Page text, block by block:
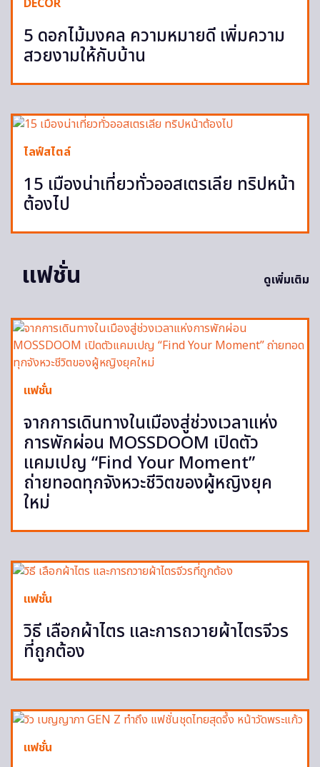
DECOR
5 ดอกไม้มงคล ความหมายดี เพิ่มความ
สวยงามให้กับบ้าน
ไลฟ์สไตล์
15 เมืองน่าเที่ยวทั่วออสเตรเลีย ทริปหน้า
ต้องไป
แฟชั่น ดูเพิ่มเติม
แฟชั่น
จากการเดินทางในเมืองสู่ช่วงเวลาแห่ง
การพักผ่อน MOSSDOOM เปิดตัว
แคมเปญ “Find Your Moment”
ถ่ายทอดทุกจังหวะชีวิตของผู้หญิงยุค
ใหม่
แฟชั่น
วิธี เลือกผ้าไตร และการถวายผ้าไตรจีวร
ที่ถูกต้อง
แฟชั่น